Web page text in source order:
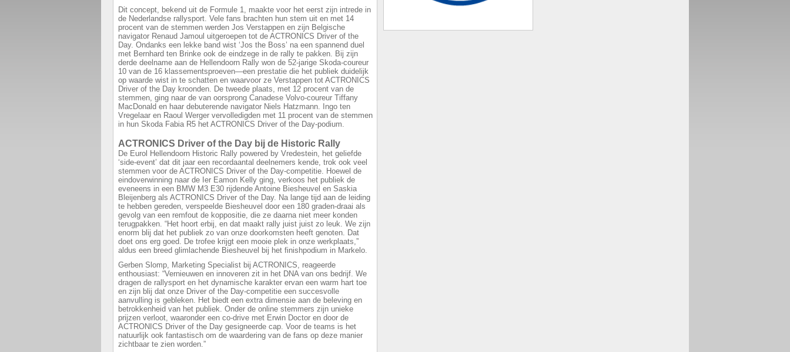
Dit concept, bekend uit de Formule 1, maakte voor het eerst zijn intrede in
de Nederlandse rallysport. Vele fans brachten hun stem uit en met 14
procent van de stemmen werden Jos Verstappen en zijn Belgische
navigator Renaud Jamoul uitgeroepen tot de ACTRONICS Driver of the
Day. Ondanks een lekke band wist ‘Jos the Boss’ na een spannend duel
met Bernhard ten Brinke ook de eindzege in de rally te pakken. Bij zijn
derde deelname aan de Hellendoorn Rally won de 52-jarige Skoda-coureur
10 van de 16 klassementsproeven—een prestatie die het publiek duidelijk
op waarde wist in te schatten en waarvoor ze Verstappen tot ACTRONICS
Driver of the Day kroonden. De tweede plaats, met 12 procent van de
stemmen, ging naar de van oorsprong Canadese Volvo-coureur Tiffany
MacDonald en haar debuterende navigator Niels Hatzmann. Ingo ten
Vregelaar en Raoul Werger vervolledigden met 11 procent van de stemmen
in hun Skoda Fabia R5 het ACTRONICS Driver of the Day-podium.
ACTRONICS Driver of the Day bij de Historic Rally
De Eurol Hellendoorn Historic Rally powered by Vredestein, het geliefde
‘side-event’ dat dit jaar een recordaantal deelnemers kende, trok ook veel
stemmen voor de ACTRONICS Driver of the Day-competitie. Hoewel de
eindoverwinning naar de Ier Eamon Kelly ging, verkoos het publiek de
eveneens in een BMW M3 E30 rijdende Antoine Biesheuvel en Saskia
Bleijenberg als ACTRONICS Driver of the Day. Na lange tijd aan de leiding
te hebben gereden, verspeelde Biesheuvel door een 180 graden-draai als
gevolg van een remfout de koppositie, die ze daarna niet meer konden
terugpakken. “Het hoort erbij, en dat maakt rally juist juist zo leuk. We zijn
enorm blij dat het publiek zo van onze doorkomsten heeft genoten. Dat
doet ons erg goed. De trofee krijgt een mooie plek in onze werkplaats,”
aldus een breed glimlachende Biesheuvel bij het finishpodium in Markelo.
Gerben Slomp, Marketing Specialist bij ACTRONICS, reageerde
enthousiast: “Vernieuwen en innoveren zit in het DNA van ons bedrijf. We
dragen de rallysport en het dynamische karakter ervan een warm hart toe
en zijn blij dat onze Driver of the Day-competitie een succesvolle
aanvulling is gebleken. Het biedt een extra dimensie aan de beleving en
betrokkenheid van het publiek. Onder de online stemmers zijn unieke
prijzen verloot, waaronder een co-drive met Erwin Doctor en door de
ACTRONICS Driver of the Day gesigneerde cap. Voor de teams is het
natuurlijk ook fantastisch om de waardering van de fans op deze manier
zichtbaar te zien worden.”